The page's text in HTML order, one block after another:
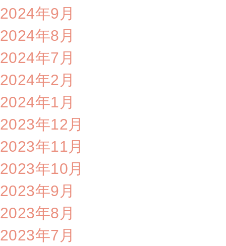
2024年9月
2024年8月
2024年7月
2024年2月
2024年1月
2023年12月
2023年11月
2023年10月
2023年9月
2023年8月
2023年7月